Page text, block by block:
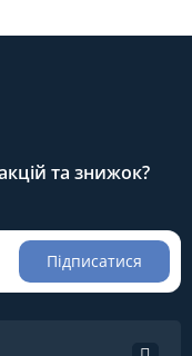
та знижок?
Підписатися